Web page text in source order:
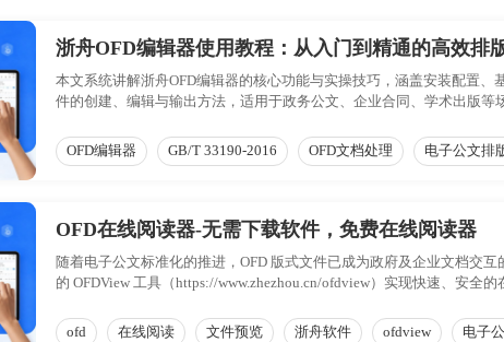
浙舟OFD编辑器使用教程：从入门到精通的高效排
本文系统讲解浙舟OFD编辑器的核心功能与实操技巧，涵盖安装配置
件的创建、编辑与输出方法，适用于政务公文、企业合同、学术出版等
OFD编辑器 GB/T 33190-2016 OFD文档处理 电子公文排
OFD在线阅读器-无需下载软件，免费在线阅读器
随着电子公文标准化的推进，OFD 版式文件已成为政府及企业文档交
的 OFDView 工具（https://www.zhezhou.cn/ofdview）实现快速、安
ofd
在线阅读 文件预览 浙舟软件 ofdview 电子